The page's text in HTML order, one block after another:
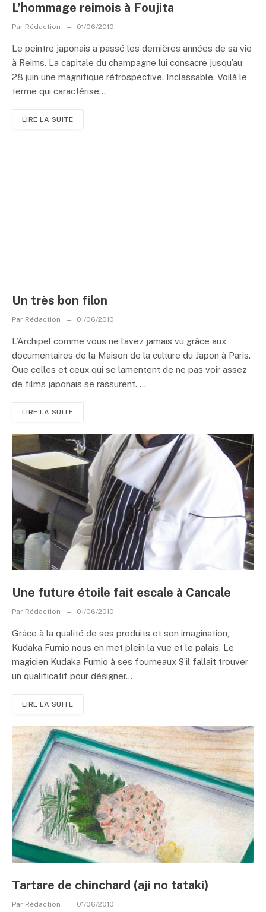
L’hommage reimois à Foujita
Par Rédaction 01/06/2010
Le peintre japonais a passé les dernières années de sa vie
à Reims. La capitale du champagne lui consacre jusqu’au
28 juin une magnifique rétrospective. Inclassable. Voilà le
terme qui caractérise...
LIRE LA SUITE
Un très bon filon
Par Rédaction 01/06/2010
L’Archipel comme vous ne l’avez jamais vu grâce aux
documentaires de la Maison de la culture du Japon à Paris.
Que celles et ceux qui se lamentent de ne pas voir assez
de films japonais se rassurent. ...
LIRE LA SUITE
Une future étoile fait escale à Cancale
Par Rédaction 01/06/2010
Grâce à la qualité de ses produits et son imagination,
Kudaka Fumio nous en met plein la vue et le palais. Le
magicien Kudaka Fumio à ses fourneaux S’il fallait trouver
un qualificatif pour désigner...
LIRE LA SUITE
Tartare de chinchard (aji no tataki)
Par Rédaction 01/06/2010